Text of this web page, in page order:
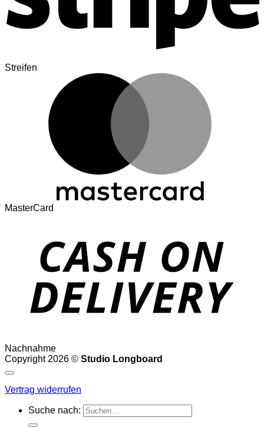
Streifen
MasterCard
Nachnahme
Copyright 2026 © Studio Longboard
Vertrag widerrufen
Suche nach: